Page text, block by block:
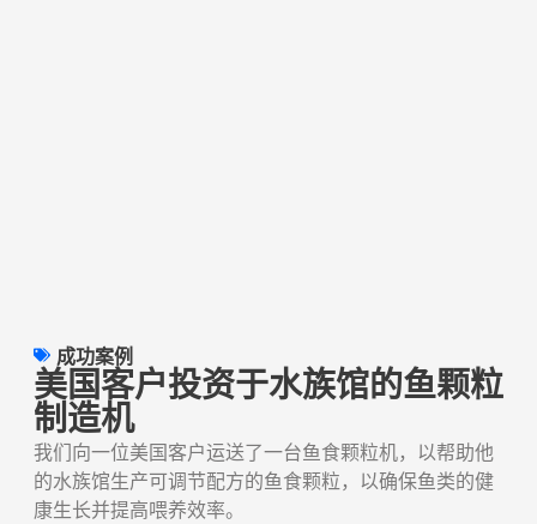
成功案例
美国客户投资于水族馆的鱼颗粒
制造机
我们向一位美国客户运送了一台鱼食颗粒机，以帮助他
的水族馆生产可调节配方的鱼食颗粒，以确保鱼类的健
康生长并提高喂养效率。